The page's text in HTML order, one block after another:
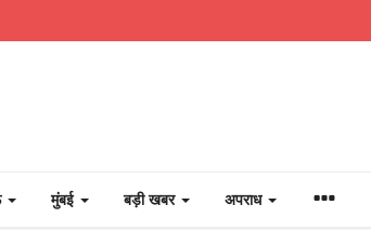
मुंबई बड़ी खबर अपराध